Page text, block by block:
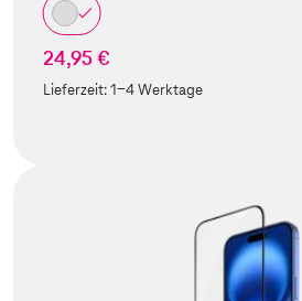
24,95 €
Lieferzeit:1-4 Werktage